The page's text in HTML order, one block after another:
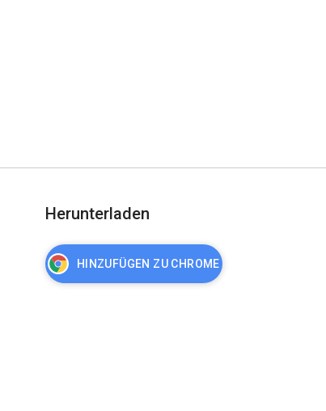
Herunterladen
HINZUFÜGEN ZU CHROME